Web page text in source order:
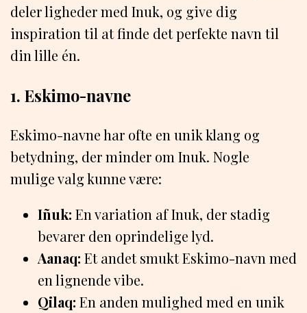
deler ligheder med Inuk, og give dig
inspiration til at finde det perfekte navn til
din lille én.
1. Eskimo-navne
Eskimo-navne har ofte en unik klang og
betydning, der minder om Inuk. Nogle
mulige valg kunne være:
Iñuk: En variation af Inuk, der stadig
bevarer den oprindelige lyd.
Aanaq: Et andet smukt Eskimo-navn med
en lignende vibe.
Qilaq: En anden mulighed med en unik